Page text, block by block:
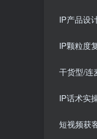
IP产品设
IP颗粒度
干货型/连
IP话术实
短视频获